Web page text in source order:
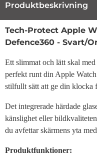
Produktbeskrivning
Tech-Protect Apple
Defence360 - Svart/
Ett slimmat och lätt skal
perfekt runt din Apple
stilfullt sätt att ge din klocka
Det integrerade härdade
känslighet eller
du avfettar skärmens yta
Produktfunktioner: